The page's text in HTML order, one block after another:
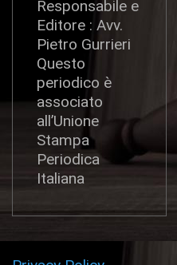
Responsabile e
Editore : Avv.
Pietro Gurrieri
Questo
periodico è
associato
all’Unione
Stampa
Periodica
Italiana